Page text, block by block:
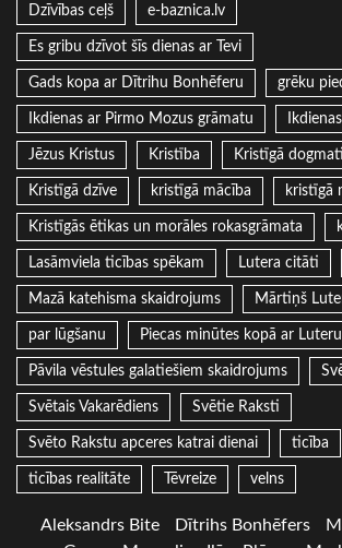
Dzīvības ceļš e-baznica.lv
Es gribu dzīvot šīs dienas ar Tevi
Gads kopa ar Dītrihu Bonhēferu grēku
Ikdienas ar Pirmo Mozus grāmatu
Jēzus Kristus Kristība Kristīgā
Kristīgā dzīve kristīgā mācība kristīgā
Kristīgās ētikas un morāles rokasgrāmata
Lasāmviela ticības spēkam Lutera citāti
Mazā katehisma skaidrojums Mārtiņš
par lūgšanu Piecas minūtes kopā ar Luteru
Pāvila vēstules galatiešiem skaidrojums
Svētais Vakarēdiens Svētie Raksti
Svēto Rakstu apceres katrai dienai ticība
ticības realitāte Tēvreize velns
Aleksandrs Bite Dītrihs Bonhēfers